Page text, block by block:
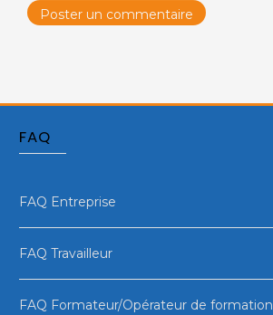
FAQ
FAQ Entreprise
FAQ Travailleur
FAQ Formateur/Opérateur de formation